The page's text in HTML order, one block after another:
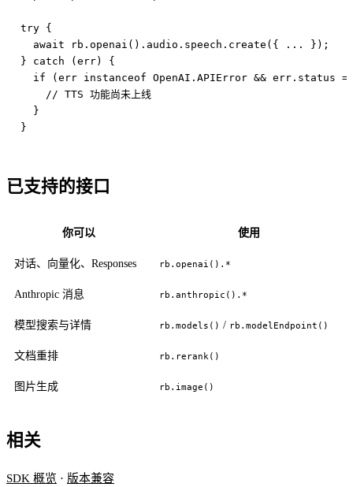
try {
  await rb.openai().audio.speech.create({ ... });
} catch (err) {
if (err instanceof OpenAI.APIError && err.status
    // TTS 功能尚未上线
  }
已支持的接口
你可以 使用
对话、向量化、Responses rb.openai().*
Anthropic 消息 rb.anthropic().*
模型搜索与详情 rb.models() / rb.modelEndpoint()
文档重排 rb.rerank()
图片生成 rb.image()
相关
SDK 概览 · 版本兼容